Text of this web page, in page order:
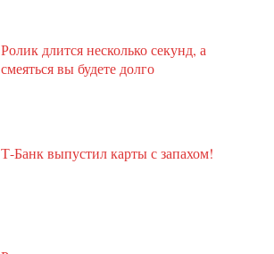
Ролик длится несколько секунд, а
смеяться вы будете долго
Т-Банк выпустил карты с запахом!